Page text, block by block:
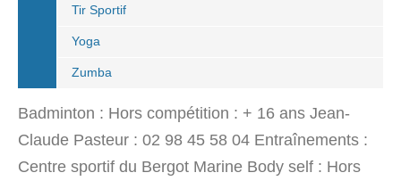
Tir Sportif
Yoga
Zumba
Badminton : Hors compétition : + 16 ans Jean-
Claude Pasteur : 02 98 45 58 04 Entraînements :
Centre sportif du Bergot Marine Body self : Hors